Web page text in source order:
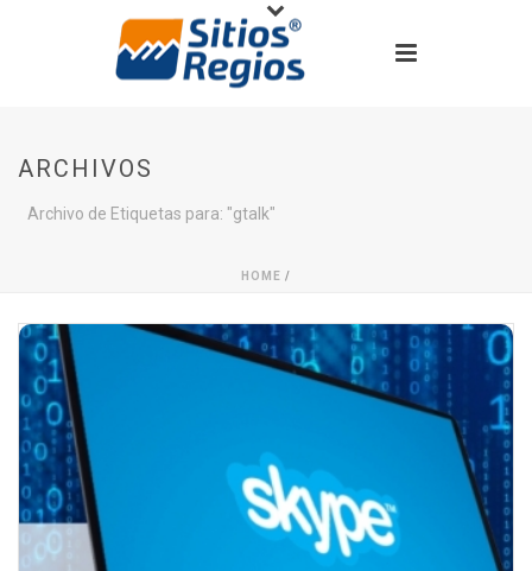
ARCHIVOS
Archivo de Etiquetas para: "gtalk"
HOME /